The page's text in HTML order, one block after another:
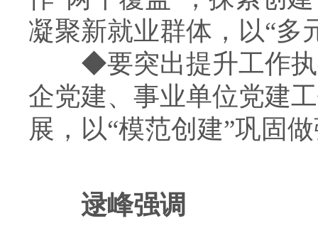
凝聚新就业群体，以“多
◆要突出提升工作
企党建、事业单位党建
展，以“模范创建”巩固
逯峰强调